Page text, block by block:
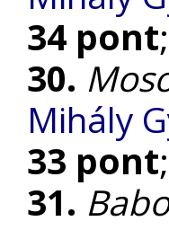
34 pont;
30.
Mihály
33 pont;
31.